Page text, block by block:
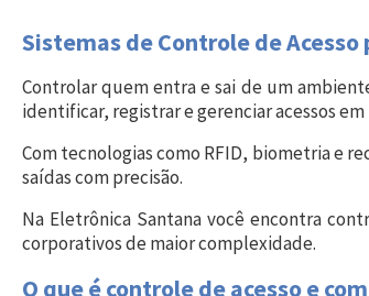
Sistemas de Controle de
Controlar quem entra e sai de um
identificar, registrar e gerenciar acessos
Com tecnologias como RFID, biometria e
saídas com precisão.
Na Eletrônica Santana você encontra
corporativos de maior complexidade.
O que é controle de acesso e